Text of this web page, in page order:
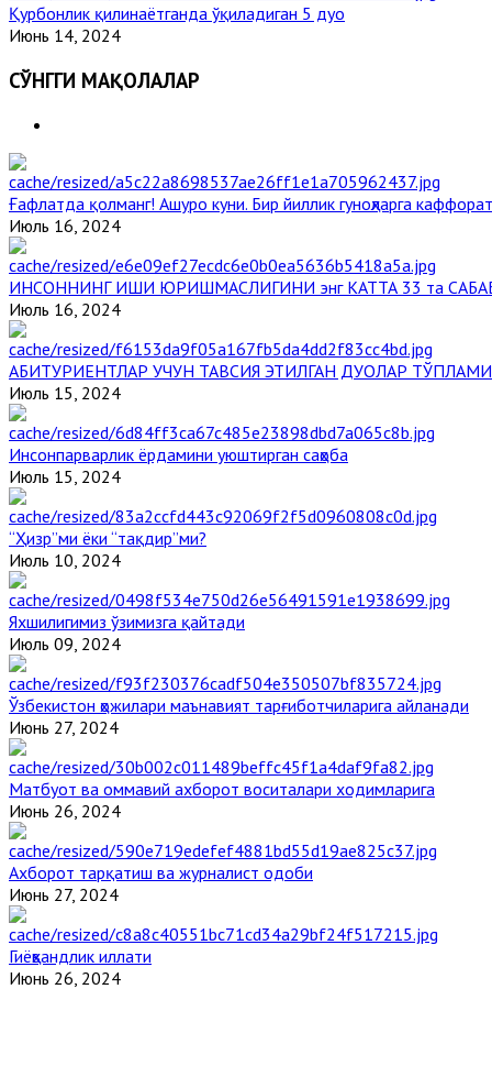
Қурбонлик қилинаётганда ўқиладиган 5 дуо
Июнь 14, 2024
СЎНГГИ МАҚОЛАЛАР
Ғафлатда қолманг! Ашуро куни. Бир йиллик гуноҳларга
Июль 16, 2024
ИНСОННИНГ ИШИ ЮРИШМАСЛИГИНИ энг КАТТА 33 та
Июль 16, 2024
АБИТУРИЕНТЛАР УЧУН ТАВСИЯ ЭТИЛГАН ДУОЛАР ТЎПЛАМИ
Июль 15, 2024
Инсонпарварлик ёрдамини уюштирган саҳоба
Июль 15, 2024
“Ҳизр”ми ёки “тақдир”ми?
Июль 10, 2024
Яхшилигимиз ўзимизга қайтади
Июль 09, 2024
Ўзбекистон ҳожилари маънавият тарғиботчиларига айланади
Июнь 27, 2024
Матбуот ва оммавий ахборот воситалари ходимларига
Июнь 26, 2024
Ахборот тарқатиш ва журналист одоби
Июнь 27, 2024
Гиёҳвандлик иллати
Июнь 26, 2024